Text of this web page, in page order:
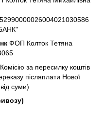
ФОП Колток Тетяна
за пересилку коштів
післяплати Нової
суми)